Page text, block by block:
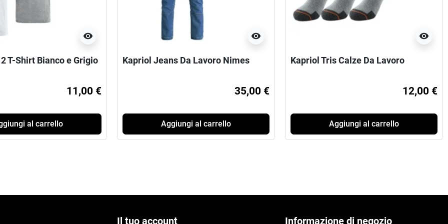
visibility
T-Shirt Bianco e Grigio
11,00 €
al carrello
visibility
Kapriol Jeans Da Lavoro Nimes
35,00 €
Aggiungi al carrello
visibility
Kapriol Tris Calze Da Lavoro
12,00 €
Aggiungi al carrello
Il tuo account Informazione di negozio